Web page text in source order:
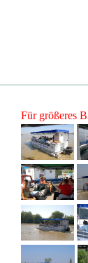
Für größeres